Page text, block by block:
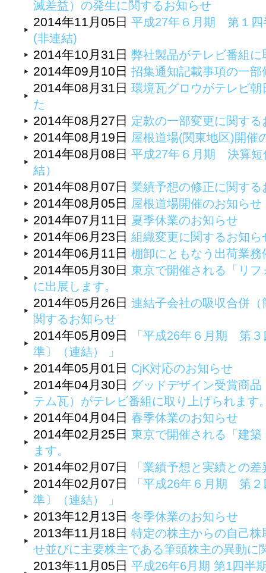
滅差益）の発生に関するお知らせ
2014年11月05日 平成27年６月期 第１
(非連結)
2014年10月31日 弊社製品がテレビ番組
2014年09月10日 招集通知記載事項の一部
2014年08月31日 環境瓦グロウがテレビ
た
2014年08月27日 定款の一部変更に関する
2014年08月19日 屋根道場(関東地区)開催
2014年08月08日 平成27年６月期 決算短
結）
2014年08月07日 業績予想の修正に関する
2014年08月05日 屋根道場開催のお知らせ
2014年07月11日 夏季休業のお知らせ
2014年06月23日 組織変更に関するお知ら
2014年06月11日 棚卸にともなう出荷業務
2014年05月30日 東京で開催される「リ
に出展します。
2014年05月26日 連結子会社の吸収合併
関するお知らせ
2014年05月09日
「平成26年６月期 第
準〕（連結） 」
2014年05月01日 CjK対応のお知らせ
2014年04月30日 グッドデザイン受賞商
テム瓦）がテレビ番組に取り上げられます
2014年04月04日 春季休業のお知らせ
2014年02月25日 東京で開催される「建
ます。
2014年02月07日
「業績予想と実績との
2014年02月07日 「平成26年６月期 第
準〕（連結） 」
2013年12月13日 冬季休業のお知らせ
2013年11月18日 特定の株主からの自己
せ並びに主要株主である筆頭株主の異動に
2013年11月05日 平成26年6月期 第1四半